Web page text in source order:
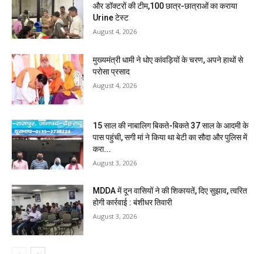
और डॉक्टरों की टीम,100 छात्र-छात्राओं का कराया
Urine टेस्ट
August 4, 2026
मुख्यमंत्री धामी ने धोए कांवड़ियों के चरण, अपने हाथों से
परोसा प्रसाद
August 4, 2026
15 साल की नाबालिग बिकते-बिकते 37 साल के आदमी के
पास पहुंची, सगी मां ने किया था बेटी का सौदा और पुलिस में
करा...
August 3, 2026
MDDA में दून वासियों ने की शिकायतें, दिए सुझाव, त्वरित
होगी कार्रवाई : बंशीधर तिवारी
August 3, 2026